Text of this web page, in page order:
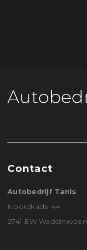
Contact
Autobedrijf Tanis
Noordkade 44
2741 EW Waddinxveen